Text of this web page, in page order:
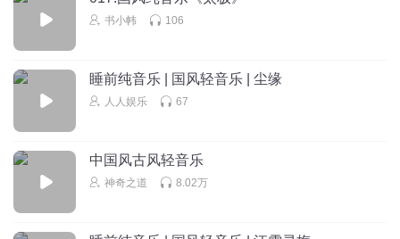
书小帏 106
睡前纯音乐 | 国风轻音乐 | 尘缘
人人娱乐 67
中国风古风轻音乐
神奇之道 8.02万